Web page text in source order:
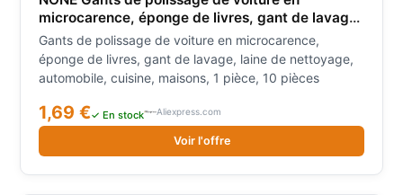
microcarence, éponge de livres, gant de lavage,
laine de nettoyage, automobile, cuisine,
maisons, 1 pièce, 10 pièces
Gants de polissage de voiture en microcarence,
éponge de livres, gant de lavage, laine de nettoyage,
automobile, cuisine, maisons, 1 pièce, 10 pièces
1,69 €✓ En stock Aliexpress.com
Voir l'offre